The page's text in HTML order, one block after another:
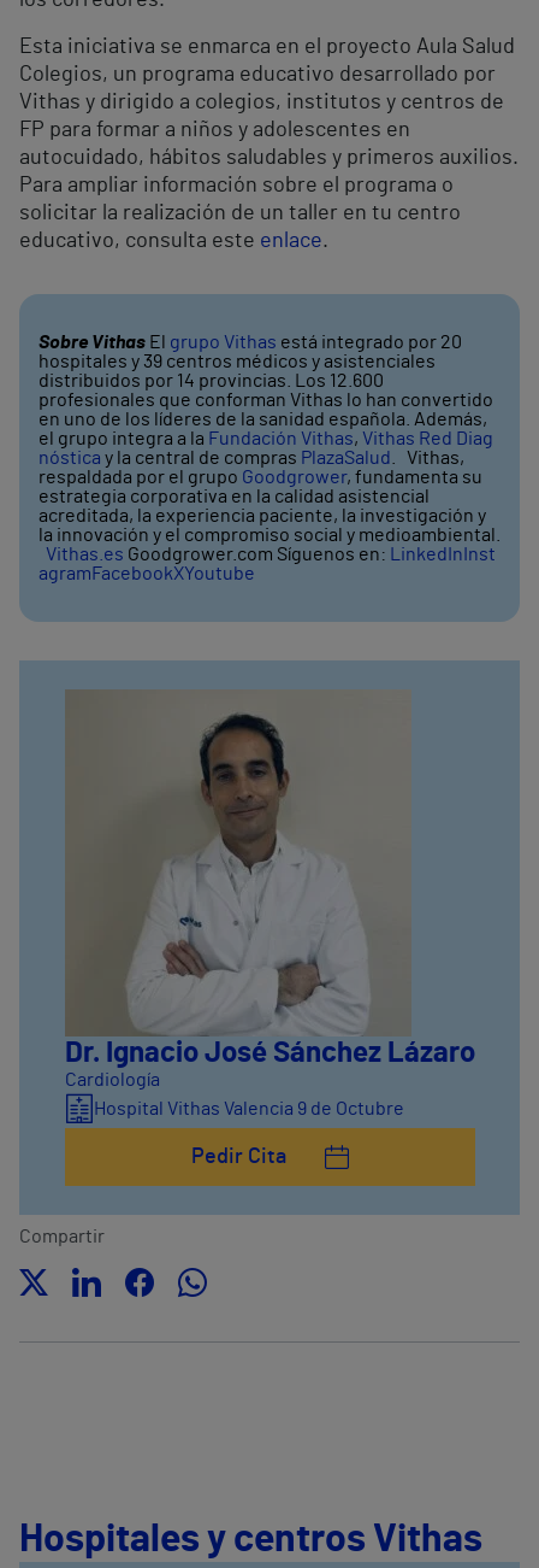
Esta iniciativa se enmarca en el proyecto Aula Salud
Colegios, un programa educativo desarrollado por
Vithas y dirigido a colegios, institutos y centros de
FP para formar a niños y adolescentes en
autocuidado, hábitos saludables y primeros auxilios.
Para ampliar información sobre el programa o
solicitar la realización de un taller en tu centro
educativo, consulta este enlace.
Sobre Vithas El grupo Vithas está integrado por 20
hospitales y 39 centros médicos y asistenciales
distribuidos por 14 provincias. Los 12.600
profesionales que conforman Vithas lo han convertido
en uno de los líderes de la sanidad española. Además,
el grupo integra a la Fundación Vithas, Vithas Red Diag
nóstica y la central de compras PlazaSalud
. Vithas,
respaldada por el grupo Goodgrower, fundamenta su
estrategia corporativa en la calidad asistencial
acreditada, la experiencia paciente, la investigación y
la innovación y el compromiso social y medioambiental.
Vithas.es Goodgrower.com Síguenos en: LinkedIn Inst
agramFacebookXYoutube
Dr. Ignacio José Sánchez Lázaro
Cardiología
Hospital Vithas Valencia 9 de Octubre
Pedir Cita
Compartir
Hospitales y centros Vithas